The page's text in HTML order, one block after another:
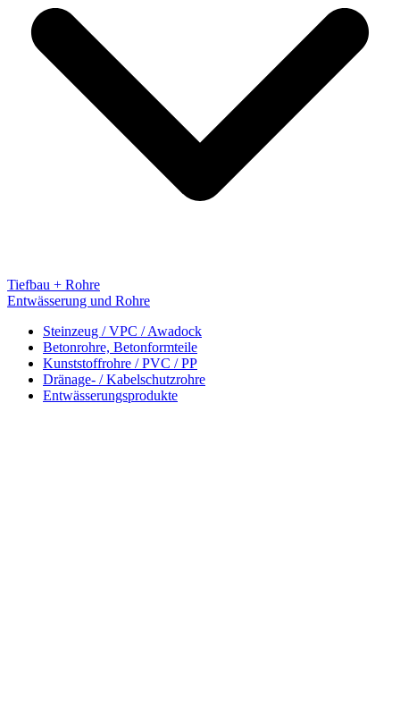
Tiefbau + Rohre
Entwässerung und Rohre
Steinzeug / VPC / Awadock
Betonrohre, Betonformteile
Kunststoffrohre / PVC / PP
Dränage- / Kabelschutzrohre
Entwässerungsprodukte